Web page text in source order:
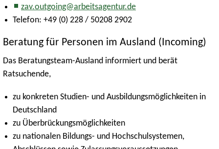
zav.outgoing@arbeitsagentur.de
Telefon: +49 (0) 228 / 50208 2902
Beratung für Personen im Ausland (Incoming)
Das Beratungsteam-Ausland informiert und berät
Ratsuchende,
zu konkreten Studien- und Ausbildungsmöglichkeiten in
Deutschland
zu Überbrückungsmöglichkeiten
zu nationalen Bildungs- und Hochschulsystemen,